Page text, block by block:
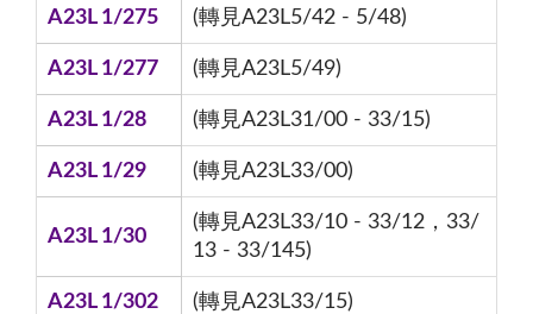
A23L 1/275 (轉見A23L5/42 - 5/48)
A23L 1/277 (轉見A23L5/49)
A23L 1/28 (轉見A23L31/00 - 33/15)
A23L 1/29 (轉見A23L33/00)
A23L 1/30
(轉見A23L33/10 - 33/12，33/
13 - 33/145)
A23L 1/302 (轉見A23L33/15)